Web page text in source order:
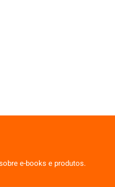
e-books e produtos.